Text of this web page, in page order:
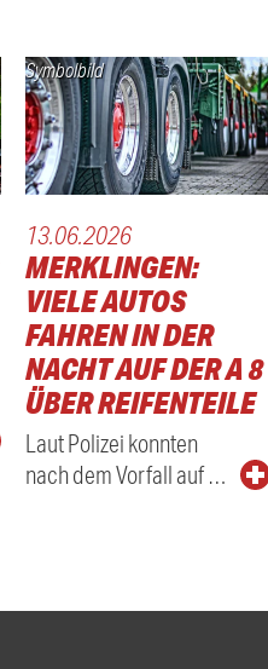
Symbolbild
13.06.2026
MERKLINGEN:
VIELE AUTOS
FAHREN IN DER
NACHT AUF DER A 8
ÜBER REIFENTEILE
Laut Polizei konnten
nach dem Vorfall auf …